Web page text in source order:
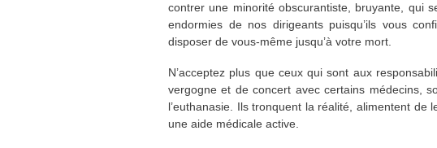
contrer une minorité obscurantiste, bruyante, qui
endormies de nos dirigeants puisqu’ils vous
disposer de vous-même jusqu’à votre mort.
N’acceptez plus que ceux qui sont aux
vergogne et de concert avec certains médecins,
l’euthanasie. Ils tronquent la réalité, alimentent
une aide médicale active.